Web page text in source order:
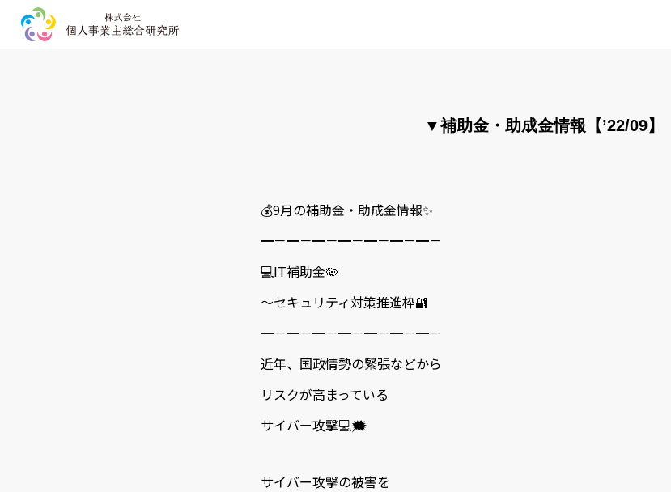
▼補助金・助成金情報【’22/09】
💰9月の補助金・助成金情報✨
━－━－━－━－━－━－━－
💻IT補助金🦠
〜セキュリティ対策推進枠🔐
━－━－━－━－━－━－━－
近年、国政情勢の緊張などから
リスクが高まっている
サイバー攻撃💻🗯️
サイバー攻撃の被害を